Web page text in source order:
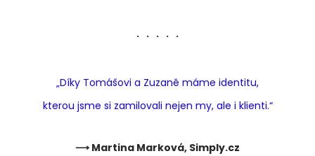
・・・・・
„Díky Tomášovi a Zuzaně máme identitu,
kterou jsme si zamilovali nejen my, ale i klienti.“
⟶ Martina Marková, Simply.cz